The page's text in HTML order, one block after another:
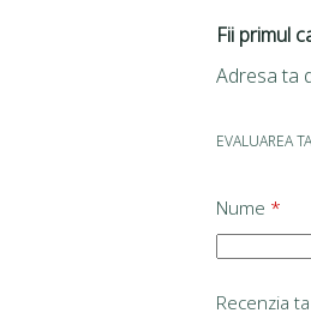
Fii primul
Adresa ta
EVALUAREA
Nume *
Recenzia ta